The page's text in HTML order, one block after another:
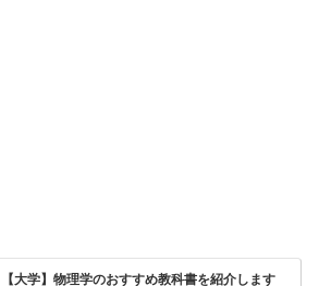
【大学】物理学のおすすめ教科書を紹介します